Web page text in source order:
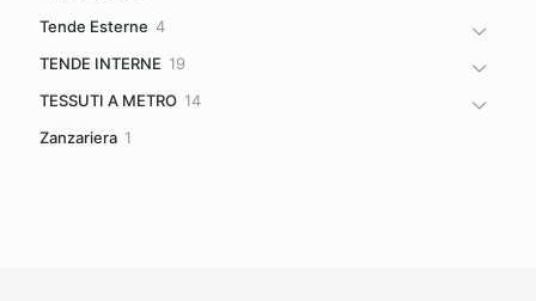
Tende Esterne 44
TENDE INTERNE 1919
TESSUTI A METRO 1414
Zanzariera 1